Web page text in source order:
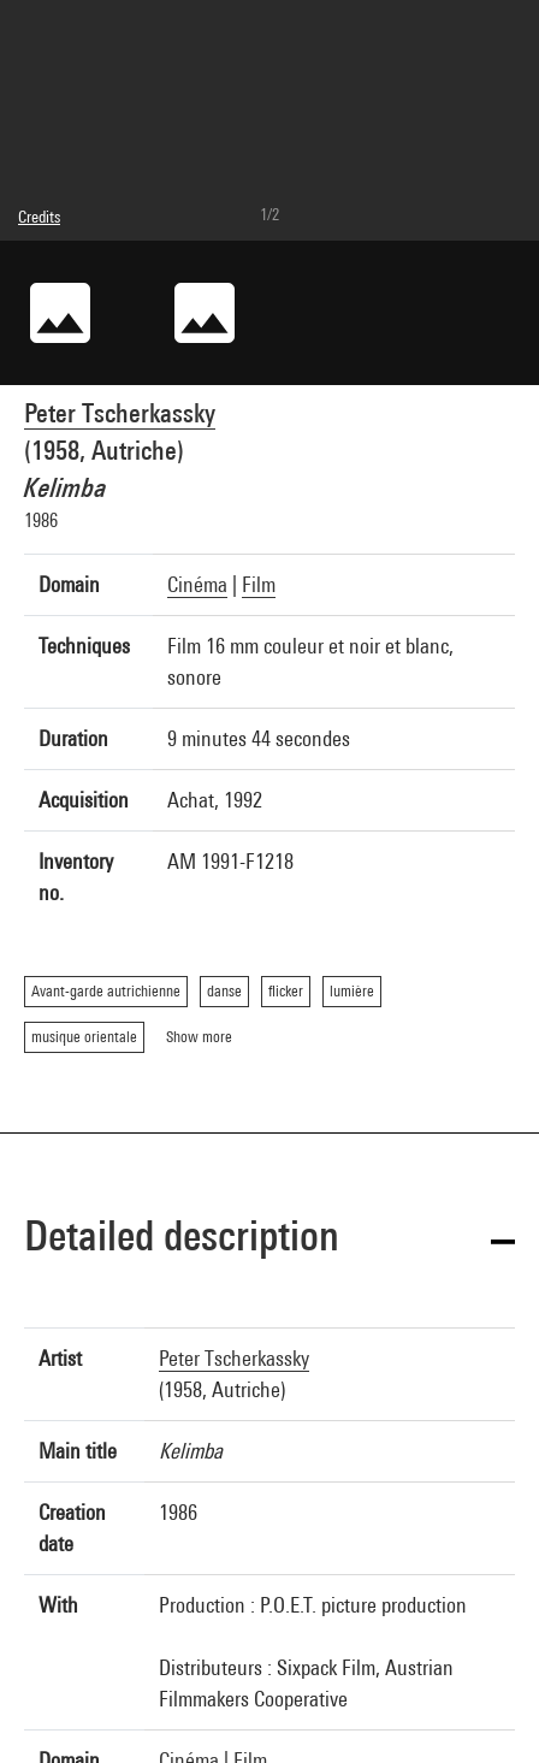
Peter Tscherkassky
(1958, Autriche)
Kelimba
1986
Domain Cinéma Film
Techniques
Film 16 mm couleur et noir et blanc,
sonore
Duration 9 minutes 44 secondes
Acquisition Achat, 1992
Inventory
no.
AM 1991-F1218
Avant-garde autrichienne danse flicker lumière
musique orientale Show more
Credits
Caption : Photogrammes
Photo credits : Centre Pompidou, MNAM-CCI/Service de la documentation
photographique du MNAM/Dist. GrandPalaisRmn
Image reference : 4N13241
1/2
Detailed description
Artist
Peter Tscherkassky
(1958, Autriche)
Main title Kelimba
Creation
date
1986
With Production : P.O.E.T. picture production
Distributeurs : Sixpack Film, Austrian
Filmmakers Cooperative